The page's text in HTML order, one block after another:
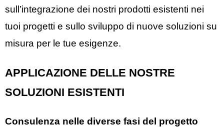
sull’integrazione dei nostri prodotti esistenti nei
tuoi progetti e sullo sviluppo di nuove soluzioni su
misura per le tue esigenze.
APPLICAZIONE DELLE NOSTRE
SOLUZIONI ESISTENTI
Consulenza nelle diverse fasi del progetto